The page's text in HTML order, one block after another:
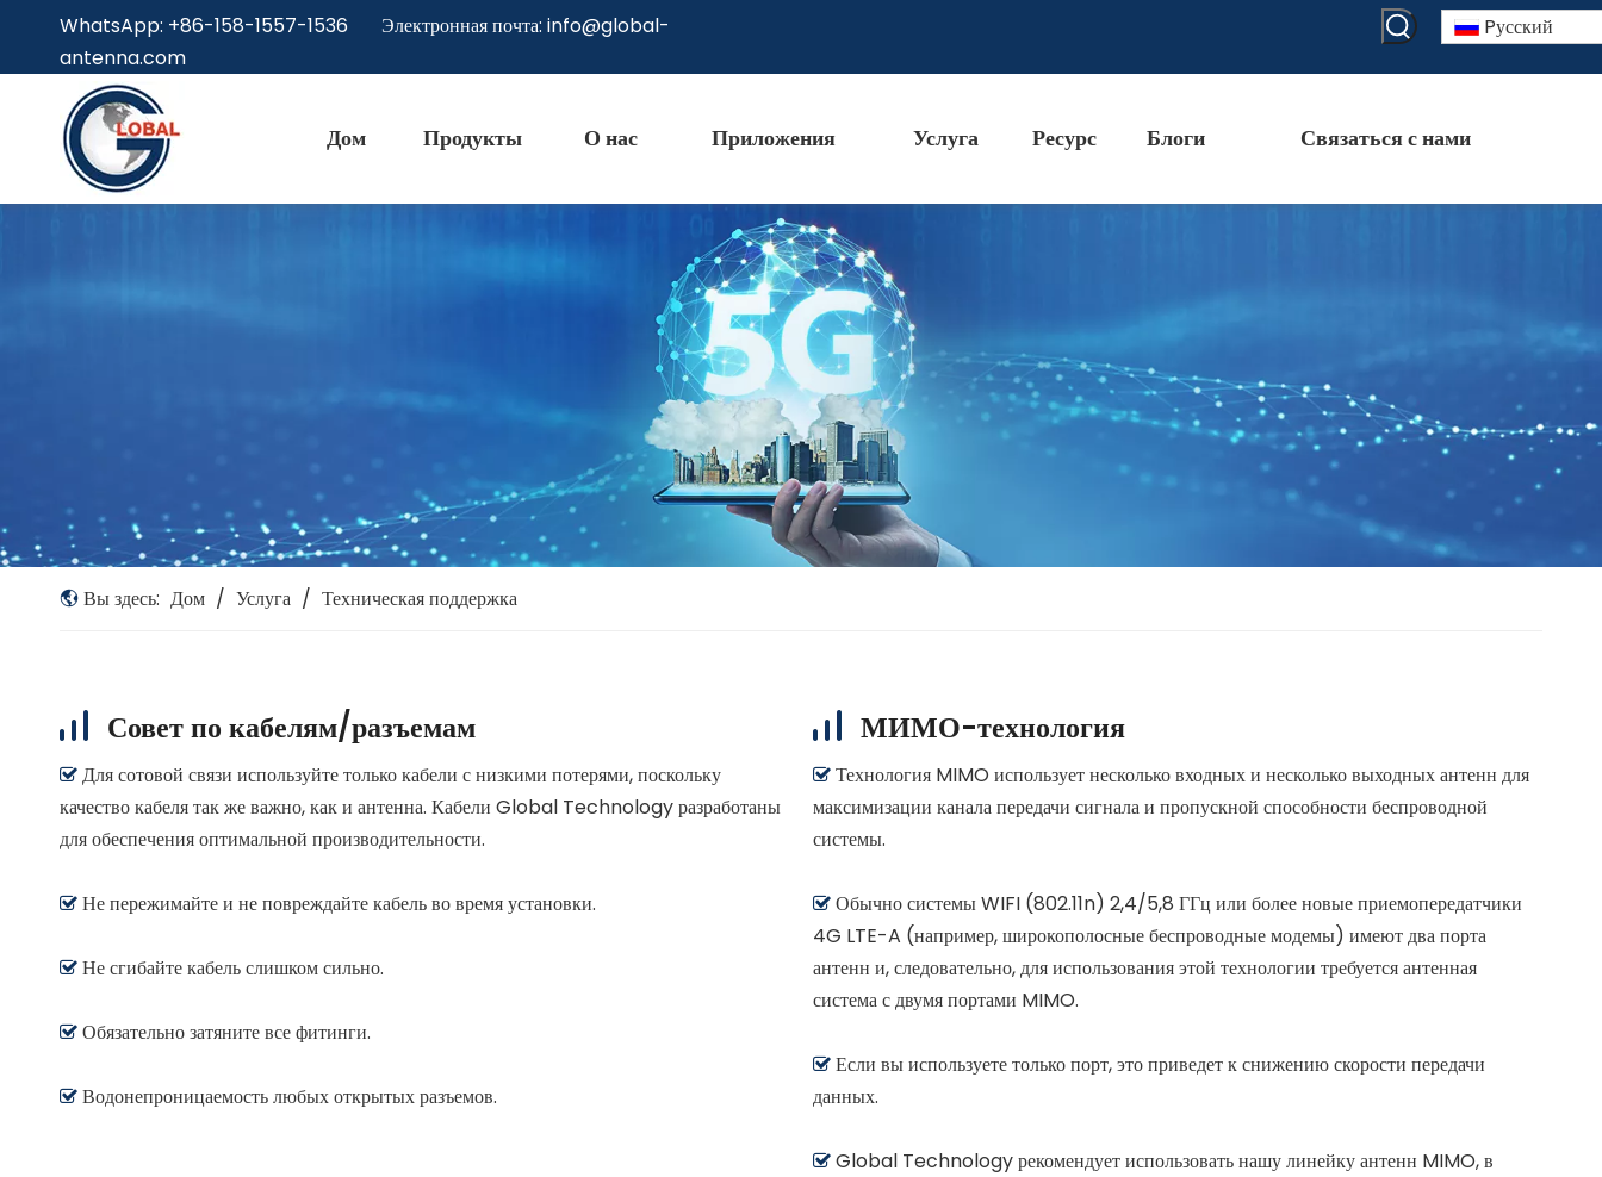
WhatsApp: +86-158-1557-1536 Электронная почта: info@global-
antenna.com
Pусский
Дом Продукты О нас Приложения Услуга Ресурс Блоги Связаться с нами
Вы здесь: Дом / Услуга / Техническая поддержка
Совет по кабелям/разъемам
 Для сотовой связи используйте только кабели с низкими потерями, поскольку
качество кабеля так же важно, как и антенна. Кабели Global Technology разработаны
для обеспечения оптимальной производительности.
 Не пережимайте и не повреждайте кабель во время установки.
 Не сгибайте кабель слишком сильно.
 Обязательно затяните все фитинги.
 Водонепроницаемость любых открытых разъемов.
МИМО-технология
 Технология MIMO использует несколько входных и несколько выходных антенн для
максимизации канала передачи сигнала и пропускной способности беспроводной
системы.
 Обычно системы WIFI (802.11n) 2,4/5,8 ГГц или более новые приемопередатчики
4G LTE-A (например, широкополосные беспроводные модемы) имеют два порта
антенн и, следовательно, для использования этой технологии требуется антенная
система с двумя портами MIMO.
 Если вы используете только порт, это приведет к снижению скорости передачи
данных.
 Global Technology рекомендует использовать нашу линейку антенн MIMO, в